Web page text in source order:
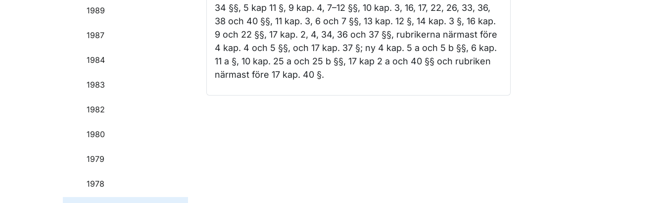
1989
1987
1984
1983
1982
1980
1979
1978
34 §§, 5 kap 11 §, 9 kap. 4, 7–12 §§, 10 kap. 3, 16, 17, 22, 26, 33, 36,
38 och 40 §§, 11 kap. 3, 6 och 7 §§, 13 kap. 12 §, 14 kap. 3 §, 16 kap.
9 och 22 §§, 17 kap. 2, 4, 34, 36 och 37 §§, rubrikerna närmast före
4 kap. 4 och 5 §§, och 17 kap. 37 §; ny 4 kap. 5 a och 5 b §§, 6 kap.
11 a §, 10 kap. 25 a och 25 b §§, 17 kap 2 a och 40 §§ och rubriken
närmast före 17 kap. 40 §.